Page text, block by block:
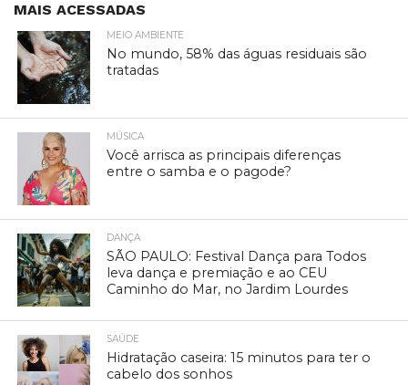
MAIS ACESSADAS
MEIO AMBIENTE
No mundo, 58% das águas residuais são
tratadas
MÚSICA
Você arrisca as principais diferenças
entre o samba e o pagode?
DANÇA
SÃO PAULO: Festival Dança para Todos
leva dança e premiação e ao CEU
Caminho do Mar, no Jardim Lourdes
SAÚDE
Hidratação caseira: 15 minutos para ter o
cabelo dos sonhos